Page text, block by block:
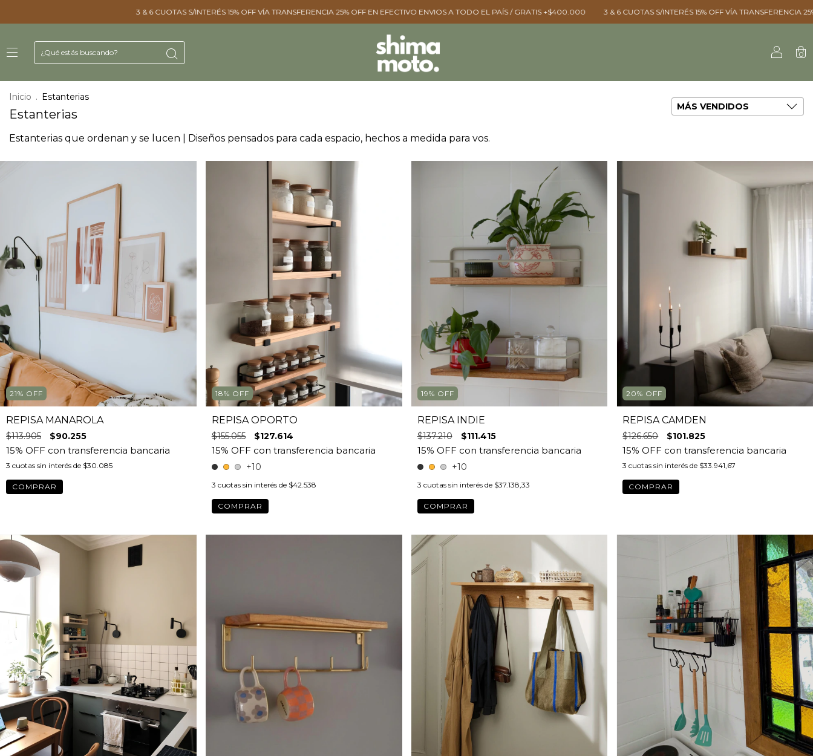
3 & 6 CUOTAS S/INTERÉS ㅤㅤ15% OFF VÍA TRANSFERENCIA ㅤㅤ25% OFF EN EFECTIVO ㅤㅤENVIOS A TODO EL PAÍS / GRATIS +$400.000 ㅤㅤ 3 & 6 CUOTAS S/INTERÉS ㅤㅤ15% OFF VÍA TRANSFERENCIA ㅤㅤ25% OFF EN EFECTIVO ㅤㅤ
0
Inicio . Estanterias
Estanterias
Estanterias que ordenan y se lucen | Diseños pensados para cada espacio, hechos a medida para vos.
21% OFF
REPISA MANAROLA
$113.905 $90.255
3 cuotas sin interés de $30.085
COMPRAR
18% OFF
REPISA OPORTO
$155.055 $127.614
+10
3 cuotas sin interés de $42.538
COMPRAR
19% OFF
REPISA INDIE
$137.210 $111.415
+10
3 cuotas sin interés de $37.138,33
COMPRAR
20% OFF
REPISA CAMDEN
$126.650 $101.825
3 cuotas sin interés de $33.941,67
COMPRAR